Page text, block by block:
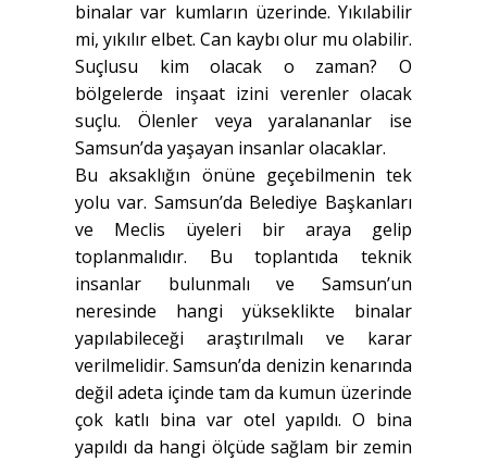
binalar var kumların üzerinde. Yıkılabilir
mi, yıkılır elbet. Can kaybı olur mu olabilir.
Suçlusu kim olacak o zaman? O
bölgelerde inşaat izini verenler olacak
suçlu. Ölenler veya yaralananlar ise
Samsun’da yaşayan insanlar olacaklar.
Bu aksaklığın önüne geçebilmenin tek
yolu var. Samsun’da Belediye Başkanları
ve Meclis üyeleri bir araya gelip
toplanmalıdır. Bu toplantıda teknik
insanlar bulunmalı ve Samsun’un
neresinde hangi yükseklikte binalar
yapılabileceği araştırılmalı ve karar
verilmelidir. Samsun’da denizin kenarında
değil adeta içinde tam da kumun üzerinde
çok katlı bina var otel yapıldı. O bina
yapıldı da hangi ölçüde sağlam bir zemin